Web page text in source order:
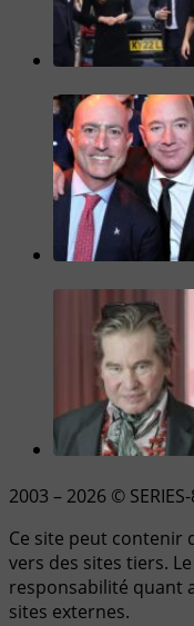
2003 – 2026 ©
Ce site peut contenir
vers des sites tiers.
responsabilité quant
sites externes.